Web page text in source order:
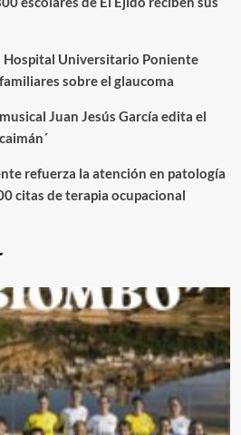
Hospital Universitario Poniente
sobre el glaucoma
Juan Jesús García edita el
refuerza la atención en patología
citas de terapia ocupacional